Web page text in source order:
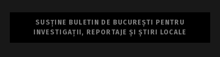
SUSȚINE BULETIN DE BUCUREȘTI PENTRU
INVESTIGAȚII, REPORTAJE ȘI ȘTIRI LOCALE